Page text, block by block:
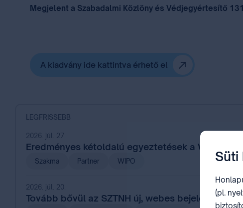
Megjelent a Szabadalmi Közlöny és Védjegyértesítő
A kiadvány ide kattintva érhető el
LEGFRISSEBB
2026. júl. 27.
Eredményes kétoldalú egyeztetések a WIPO
Szakma Partner WIPO
2026. júl. 20.
Tovább bővül az SZTNH új, webes bejelentési
Süti
(pl.